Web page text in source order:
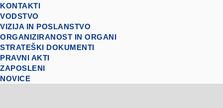
KONTAKTI
VODSTVO
VIZIJA IN POSLANSTVO
ORGANIZIRANOST IN ORGANI
STRATEŠKI DOKUMENTI
PRAVNI AKTI
ZAPOSLENI
NOVICE